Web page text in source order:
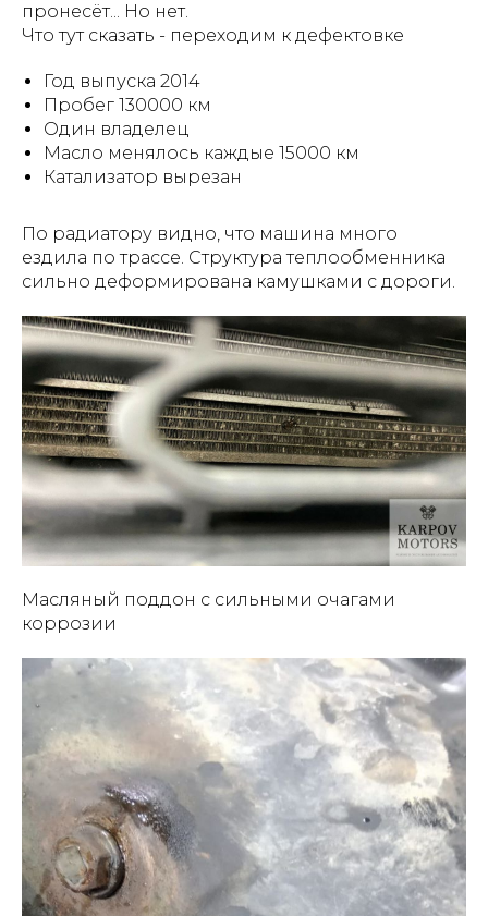
пронесёт... Но нет.
Что тут сказать - переходим к дефектовке
Год выпуска 2014
Пробег 130000 км
Один владелец
Масло менялось каждые 15000 км
Катализатор вырезан
По радиатору видно, что машина много
ездила по трассе. Структура теплообменника
сильно деформирована камушками с дороги.
Масляный поддон с сильными очагами
коррозии